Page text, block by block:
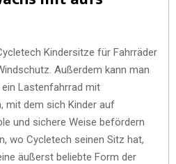
Kindersitze für Fahrräder
Außerdem kann man
Lastenfahrrad mit
mit dem sich Kinder auf
und sichere Weise befördern
wo Cycletech seinen Sitz hat,
äußerst beliebte Form der